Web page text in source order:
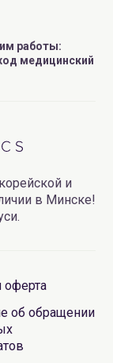
работы:
медицинский
и
в Минске!
оферта
об обращении